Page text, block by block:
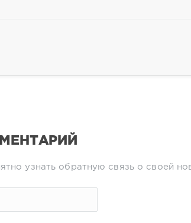
узнать обратную связь о своей